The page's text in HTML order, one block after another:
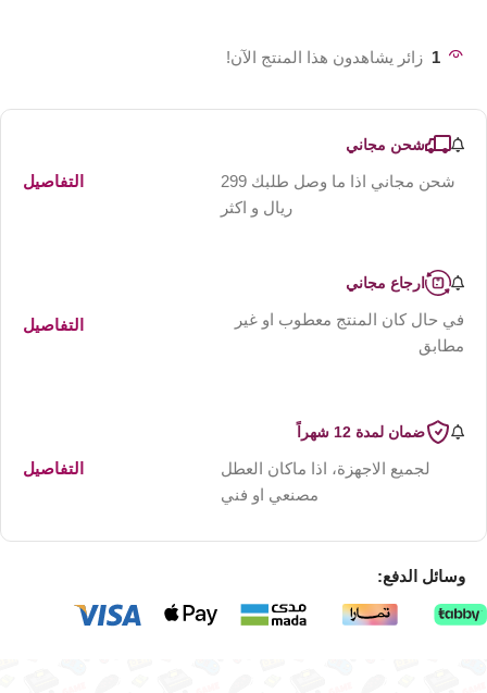
1 زائر يشاهدون هذا المنتج الآن!
شحن مجاني
شحن مجاني اذا ما وصل طلبك 299
ريال و اكثر
التفاصيل
ارجاع مجاني
في حال كان المنتج معطوب او غير
مطابق
التفاصيل
ضمان لمدة 12 شهراً
لجميع الاجهزة، اذا ماكان العطل
مصنعي او فني
التفاصيل
وسائل الدفع: